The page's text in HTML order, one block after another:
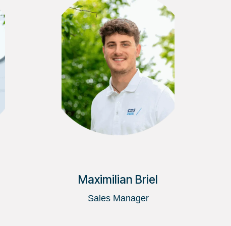
Maximilian Briel
Sales Manager